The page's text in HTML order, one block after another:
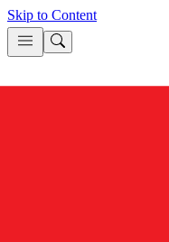
Skip to Content